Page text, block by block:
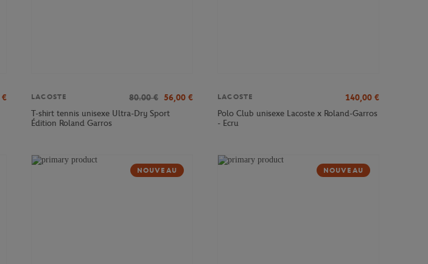
€
LACOSTE 80.00 € 56,00 €
T-shirt tennis unisexe Ultra-Dry Sport
Édition Roland Garros
LACOSTE 140,00 €
Polo Club unisexe Lacoste x Roland-Garros
- Ecru
NOUVEAU NOUVEAU